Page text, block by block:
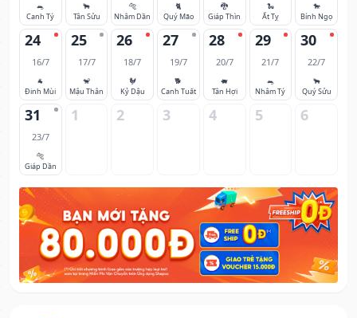
🐀
Canh Tý
🐂
Tân Sửu
🐅
Nhâm Dần
🐈
Quý Mão
🐉
Giáp Thìn
🐍
Ất Tỵ
🐎
Bính Ngọ
24
16/7
🐐
Đinh Mùi
25
17/7
🐒
Mậu Thân
26
18/7
🐓
Kỷ Dậu
27
19/7
🐕
Canh Tuất
28
20/7
🐖
Tân Hợi
29
21/7
🐀
Nhâm Tý
30
22/7
🐂
Quý Sửu
31
23/7
🐅
Giáp Dần
1 2 3 4 5 6